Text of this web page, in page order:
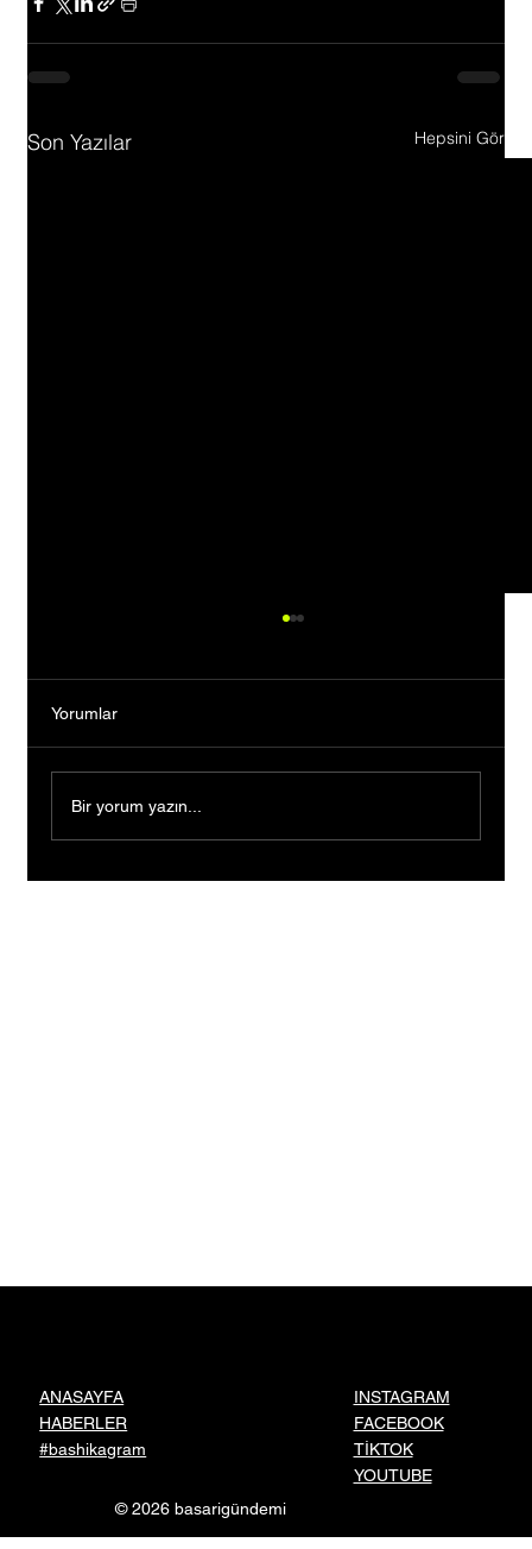
Son Yazılar Hepsini Gör
Yorumlar
Bir yorum yazın...
ANASAYFA
HABERLER
#bashikagram
INSTAGRAM
FACEBOOK
TİKTOK
YOUTUBE
© 2026 basarigündemi